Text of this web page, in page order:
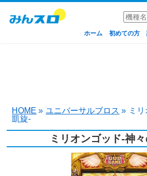
ホーム 初めての方
HOME » ユニバーサルブロス » ミ
凱旋‐
ミリオンゴッド‐神